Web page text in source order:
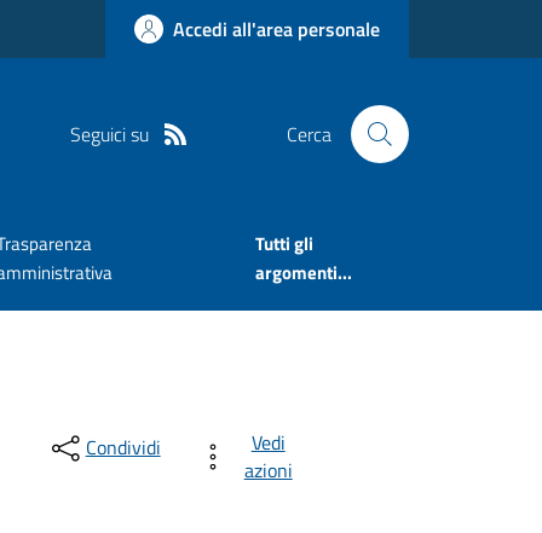
Accedi all'area personale
Seguici su Cerca
Tutti gli
argomenti...
Condividi
Vedi
azioni